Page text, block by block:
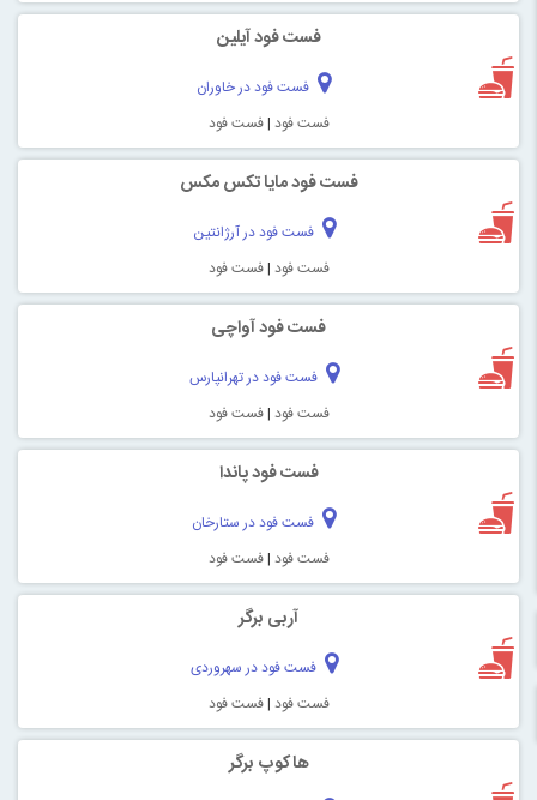
فست فود آیلین
فست فود در خاوران
فست فود |فست فود
فست فود مایا تکس مکس
فست فود در آرژانتین
فست فود |فست فود
فست فود آواچی
فست فود در تهرانپارس
فست فود |فست فود
فست فود پاندا
فست فود در ستارخان
فست فود |فست فود
آربی برگر
فست فود در سهروردی
فست فود |فست فود
هاکوپ برگر